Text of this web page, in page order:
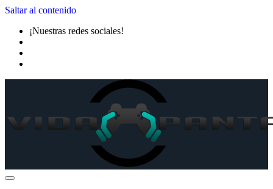
Saltar al contenido
¡Nuestras redes sociales!